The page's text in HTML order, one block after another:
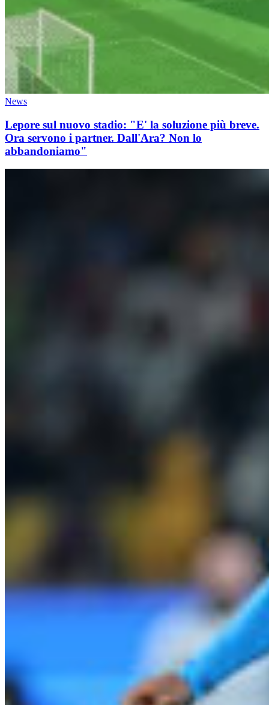
News
Lepore sul nuovo stadio: "E' la soluzione più breve.
Ora servono i partner. Dall'Ara? Non lo
abbandoniamo"